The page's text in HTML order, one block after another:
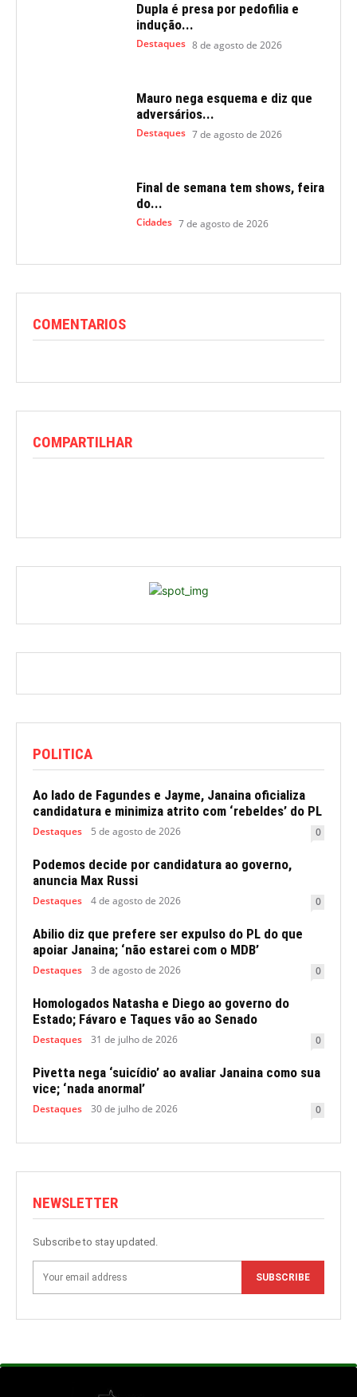
Dupla é presa por pedofilia e
indução...
Destaques 8 de agosto de 2026
Mauro nega esquema e diz que
adversários...
Destaques 7 de agosto de 2026
Final de semana tem shows, feira
do...
Cidades 7 de agosto de 2026
COMENTARIOS
COMPARTILHAR
POLITICA
Ao lado de Fagundes e Jayme, Janaina oficializa
candidatura e minimiza atrito com ‘rebeldes’ do PL
Destaques 5 de agosto de 2026 0
Podemos decide por candidatura ao governo,
anuncia Max Russi
Destaques 4 de agosto de 2026 0
Abilio diz que prefere ser expulso do PL do que
apoiar Janaina; ‘não estarei com o MDB’
Destaques 3 de agosto de 2026 0
Homologados Natasha e Diego ao governo do
Estado; Fávaro e Taques vão ao Senado
Destaques 31 de julho de 2026 0
Pivetta nega ‘suicídio’ ao avaliar Janaina como sua
vice; ‘nada anormal’
Destaques 30 de julho de 2026 0
NEWSLETTER
Subscribe to stay updated.
SUBSCRIBE